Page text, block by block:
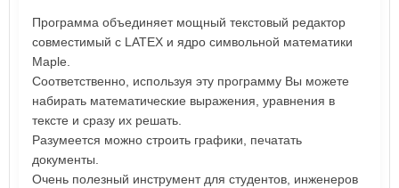
Программа объединяет мощный текстовый редактор
совместимый с LATEX и ядро символьной математики
Maple.
Соответственно, используя эту программу Вы можете
набирать математические выражения, уравнения в
тексте и сразу их решать.
Разумеется можно строить графики, печатать
документы.
Очень полезный инструмент для студентов, инженеров